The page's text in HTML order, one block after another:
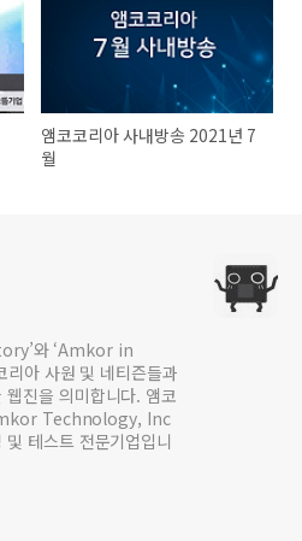
앰코코리아 사내방송 2021년 7
월
와 ‘Amkor in
아 사원 및 네티즌들과
진을 의미합니다. 앰코
Technology, Inc
테스트 전문기업입니